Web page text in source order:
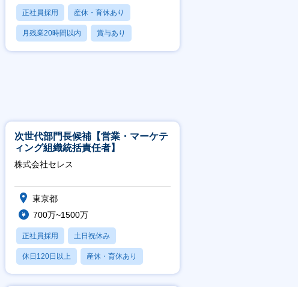
正社員採用 産休・育休あり
月残業20時間以内 賞与あり
学歴不問
次世代部門長候補【営業・マーケテ
ィング組織統括責任者】
株式会社セレス
東京都
700万~1500万
正社員採用 土日祝休み
休日120日以上 産休・育休あり
賞与あり